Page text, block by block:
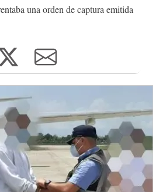
una orden de captura emitida